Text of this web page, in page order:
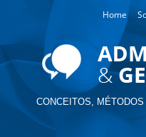
Home
CONCEITOS,